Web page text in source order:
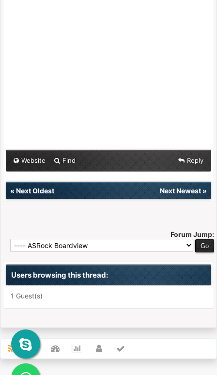
Website Find Reply
« Next Oldest Next Newest»
Forum Jump:
Users browsing this thread:
1 Guest(s)